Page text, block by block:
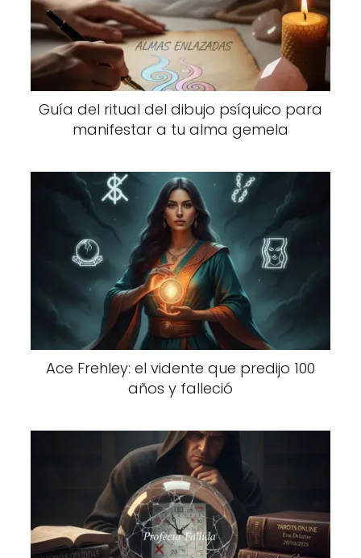
Guía del ritual del dibujo psíquico para
manifestar a tu alma gemela
Ace Frehley: el vidente que predijo 100
años y falleció